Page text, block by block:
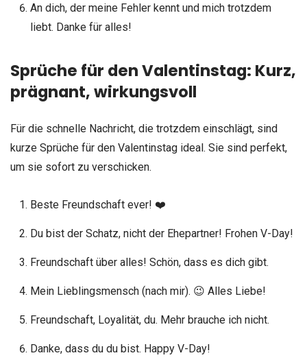
An dich, der meine Fehler kennt und mich trotzdem
liebt. Danke für alles!
Sprüche für den Valentinstag: Kurz,
prägnant, wirkungsvoll
Für die schnelle Nachricht, die trotzdem einschlägt, sind
kurze Sprüche für den Valentinstag ideal. Sie sind perfekt,
um sie sofort zu verschicken.
Beste Freundschaft ever! ❤️
Du bist der Schatz, nicht der Ehepartner! Frohen V-Day!
Freundschaft über alles! Schön, dass es dich gibt.
Mein Lieblingsmensch (nach mir). 😉 Alles Liebe!
Freundschaft, Loyalität, du. Mehr brauche ich nicht.
Danke, dass du du bist. Happy V-Day!